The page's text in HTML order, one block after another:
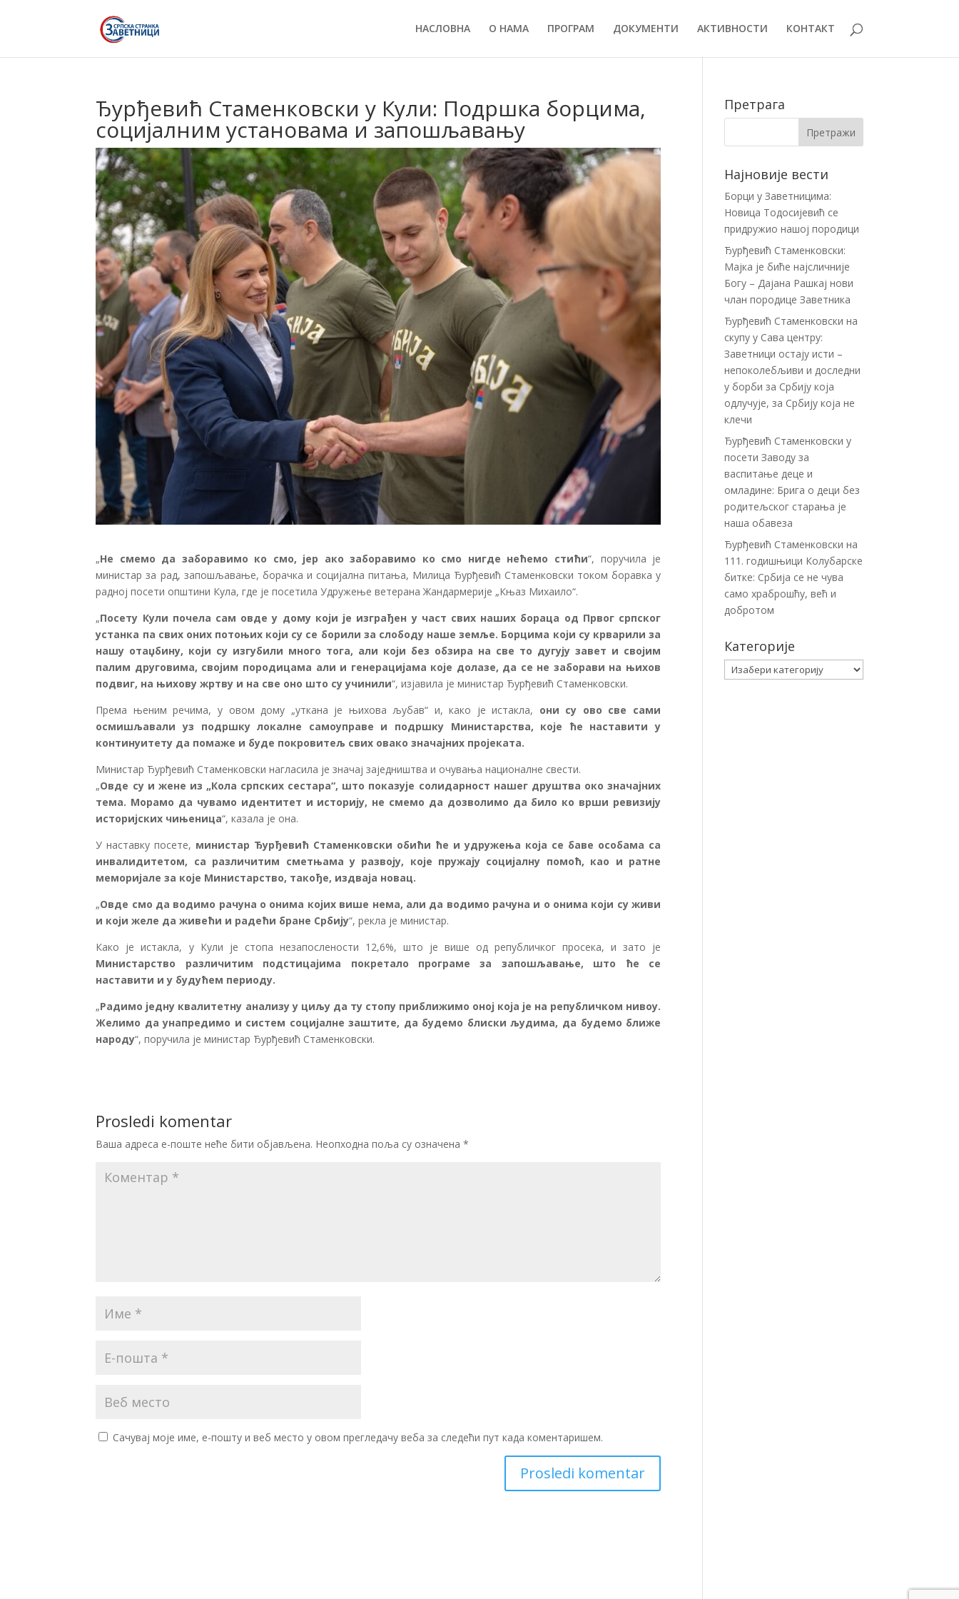
НАСЛОВНА О НАМА ПРОГРАМ ДОКУМЕНТИ АКТИВНОСТИ КОНТАКТ
Ђурђевић Стаменковски у Кули: Подршка борцима,
социјалним установама и запошљавању
„Не смемо да заборавимо ко смо, јер ако заборавимо ко смо нигде нећемо стићи“, поручила је
министар за рад, запошљавање, борачка и социјална питања, Милица Ђурђевић Стаменковски током боравка у
радној посети општини Кула, где је посетила Удружење ветерана Жандармерије „Књаз Михаило“.
„Посету Кули почела сам овде у дому који је изграђен у част свих наших бораца од Првог српског
устанка па свих оних потоњих који су се борили за слободу наше земље. Борцима који су крварили за
нашу отаџбину, који су изгубили много тога, али који без обзира на све то дугују завет и својим
палим друговима, својим породицама али и генерацијама које долазе, да се не заборави на њихов
подвиг, на њихову жртву и на све оно што су учинили“, изјавила је министар Ђурђевић Стаменковски.
Према њеним речима, у овом дому „уткана је њихова љубав“ и, како је истакла, они су ово све сами
осмишљавали уз подршку локалне самоуправе и подршку Министарства, које ће наставити у
континуитету да помаже и буде покровитељ свих овако значајних пројеката.
Министар Ђурђевић Стаменковски нагласила је значај заједништва и очувања националне свести.
„Овде су и жене из „Кола српских сестара“, што показује солидарност нашег друштва око значајних
тема. Морамо да чувамо идентитет и историју, не смемо да дозволимо да било ко врши ревизију
историјских чињеница“, казала је она.
У наставку посете, министар Ђурђевић Стаменковски обићи ће и удружења која се баве особама са
инвалидитетом, са различитим сметњама у развоју, које пружају социјалну помоћ, као и ратне
меморијале за које Министарство, такође, издваја новац.
„Овде смо да водимо рачуна о онима којих више нема, али да водимо рачуна и о онима који су живи
и који желе да живећи и радећи бране Србију“, рекла је министар.
Како је истакла, у Кули је стопа незапослености 12,6%, што је више од републичког просека, и зато је
Министарство различитим подстицајима покретало програме за запошљавање, што ће се
наставити и у будућем периоду.
„Радимо једну квалитетну анализу у циљу да ту стопу приближимо оној која је на републичком нивоу.
Желимо да унапредимо и систем социјалне заштите, да будемо блиски људима, да будемо ближе
народу“, поручила је министар Ђурђевић Стаменковски.
Prosledi komentar
Ваша адреса е-поште неће бити објављена. Неопходна поља су означена*
Сачувај моје име, е-пошту и веб место у овом прегледачу веба за следећи пут када коментаришем.
Претрага
Најновије вести
Борци у Заветницима:
Новица Тодосијевић се
придружио нашој породици
Ђурђевић Стаменковски:
Мајка је биће најсличније
Богу – Дајана Рашкај нови
члан породице Заветника
Ђурђевић Стаменковски на
скупу у Сава центру:
Заветници остају исти –
непоколебљиви и доследни
у борби за Србију која
одлучује, за Србију која не
клечи
Ђурђевић Стаменковски у
посети Заводу за
васпитање деце и
омладине: Брига о деци без
родитељског старања је
наша обавеза
Ђурђевић Стаменковски на
111. годишњици Колубарске
битке: Србија се не чува
само храброшћу, већ и
добротом
Категорије
Категорије